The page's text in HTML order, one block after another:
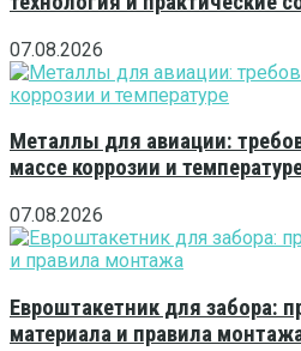
07.08.2026
Металлы для авиации:
массе коррозии и
07.08.2026
Евроштакетник для забора:
материала и правила